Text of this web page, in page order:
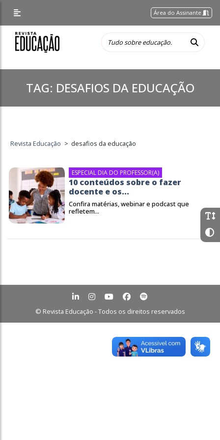
Área do Assinante
TAG: DESAFIOS DA EDUCAÇÃO
Revista Educação > desafios da educação
ESPECIAL DIA DO PROFESSOR(A)
10 conteúdos sobre o fazer
docente e os...
Confira matérias, webinar e podcast que
refletem...
© Revista Educação - Todos os direitos reservados